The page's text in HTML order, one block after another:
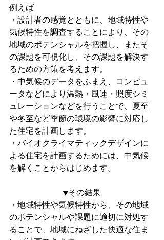
例えば
・設計者の感覚とともに、地域特性や
気候特性を調査することにより、その
地域のポテンシャルを把握し、またそ
の課題を可視化し、その課題を解決す
るための方策を考えます。
・中気候のデータをふまえ、コンピュ
ータなどにより温熱・風速・照度シミ
ュレーションなどを行うことで、夏至
や冬至など季節の環境の影響に対応し
た住宅を計画します。
・バイオクライマティックデザインに
よる住宅を計画するためには、中気候
を解くことからはじめます。
▼その結果
・地域特性や気候特性から、その地域
のポテンシャルや課題に適切に対処す
ることで、地域にねざした快適な住ま